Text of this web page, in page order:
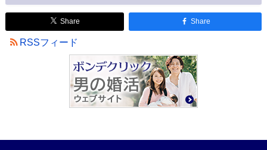
Share Share
RSSフィード